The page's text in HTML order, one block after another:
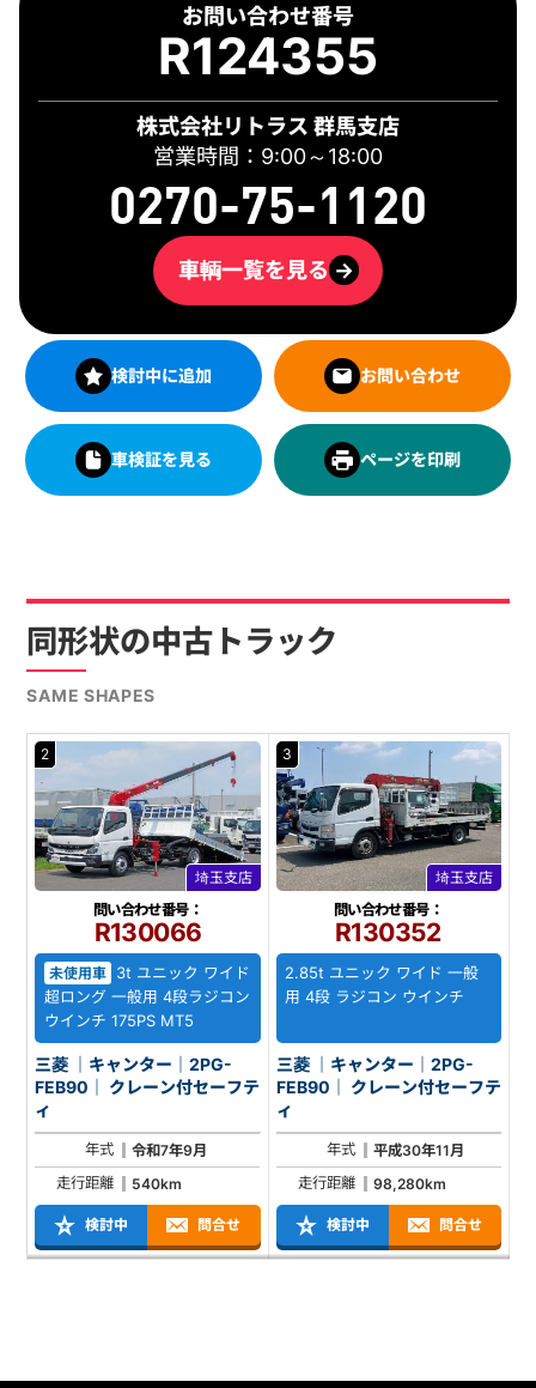
お問い合わせ番号
R124355
株式会社リトラス 群馬支店
営業時間：9:00～18:00
0270-75-1120
車輌一覧を見る →
検討中に追加 お問い合わせ
車検証を見る ページを印刷
同形状の中古トラック
SAME SHAPES
2
埼玉支店
問い合わせ番号：
R130066
未使用車
3t ユニック ワイド
超ロング 一般用 4段ラジコン
ウインチ 175PS MT5
三菱 ｜キャンター｜2PG-
FEB90｜ クレーン付セーフテ
ィ
年式
令和7年9月
走行距離
540km
検討中 問合せ
3
埼玉支店
問い合わせ番号：
R130352
2.85t ユニック ワイド 一般
用 4段 ラジコン ウインチ
三菱 ｜キャンター｜2PG-
FEB90｜ クレーン付セーフテ
ィ
年式
平成30年11月
走行距離
98,280km
検討中 問合せ